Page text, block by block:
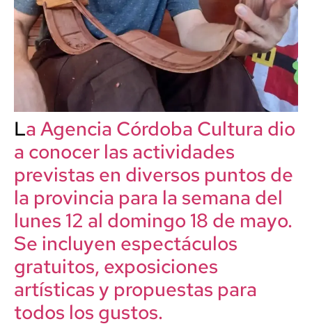
La Agencia Córdoba Cultura dio
a conocer las actividades
previstas en diversos puntos de
la provincia para la semana del
lunes 12 al domingo 18 de mayo.
Se incluyen espectáculos
gratuitos, exposiciones
artísticas y propuestas para
todos los gustos.